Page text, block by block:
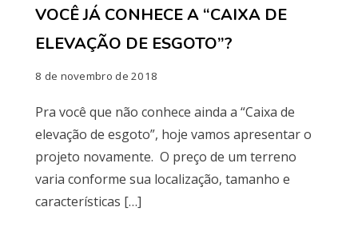
VOCÊ JÁ CONHECE A “CAIXA DE
ELEVAÇÃO DE ESGOTO”?
8 de novembro de 2018
Pra você que não conhece ainda a “Caixa de
elevação de esgoto”, hoje vamos apresentar o
projeto novamente. O preço de um terreno
varia conforme sua localização, tamanho e
características […]